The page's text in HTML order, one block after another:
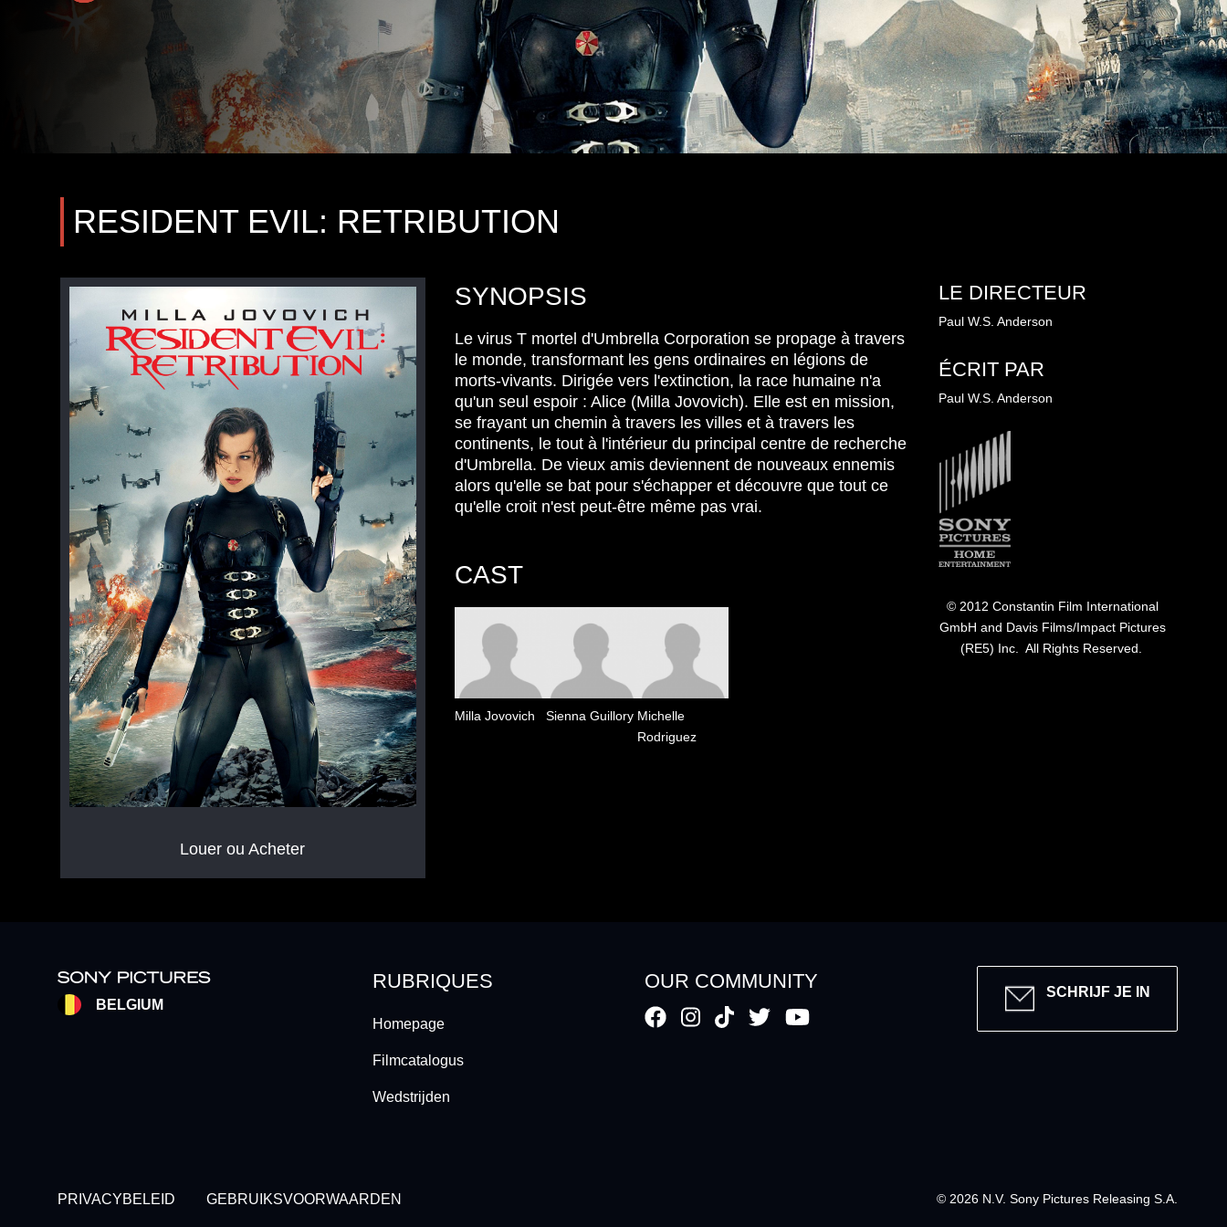
RESIDENT EVIL: RETRIBUTION
Louer ou Acheter
SYNOPSIS
Le virus T mortel d'UmbrellaCorporation se propage à travers
le monde, transformant les gens ordinaires en légions de
morts-vivants. Dirigée vers l'extinction, la race humaine n'a
qu'un seul espoir : Alice (Milla Jovovich). Elle est en mission,
se frayant un chemin à travers les villes et à travers les
continents, le tout à l'intérieur du principal centre de recherche
d'Umbrella. De vieux amis deviennent de nouveaux ennemis
alors qu'elle se bat pour s'échapper et découvre que tout ce
qu'elle croit n'est peut-être même pas vrai.
CAST
Milla Jovovich Sienna Guillory Michelle
Rodriguez
LE DIRECTEUR
Paul W.S. Anderson
ÉCRIT PAR
Paul W.S. Anderson
Afbeelding
© 2012 Constantin Film International
GmbH and Davis Films/Impact Pictures
(RE5) Inc. All Rights Reserved.
BELGIUM
RUBRIQUES
Homepage
Filmcatalogus
Wedstrijden
OUR COMMUNITY SCHRIJF JE IN
Footer - Subfooter
PRIVACYBELEID GEBRUIKSVOORWAARDEN © 2026 N.V. Sony Pictures Releasing S.A.